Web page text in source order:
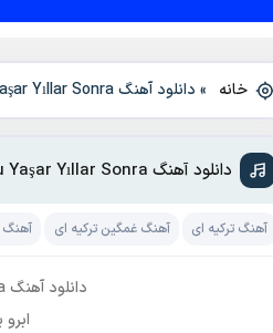
خانه » دانلود آهنگ Ebru Yaşar Yıllar Sonra
دانلود آهنگ Ebru Yaşar Yıllar Sonra
آهنگ ترکیه ای آهنگ غمگین ترکیه ای آهنگ
دانلود آهنگ Ebru Yaşar Yıllar Sonra
ابرو